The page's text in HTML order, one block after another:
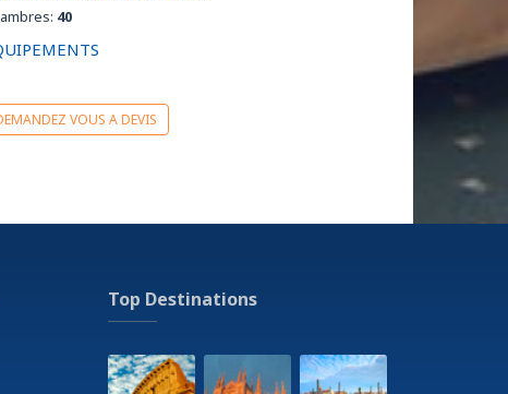
40
VOUS A DEVIS
Top Destinations